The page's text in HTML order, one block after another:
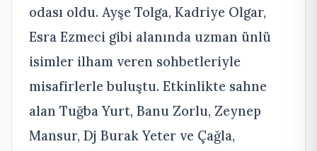
odası oldu. Ayşe Tolga, Kadriye Olgar,
Esra Ezmeci gibi alanında uzman ünlü
isimler ilham veren sohbetleriyle
misafirlerle buluştu. Etkinlikte sahne
alan Tuğba Yurt, Banu Zorlu, Zeynep
Mansur, Dj Burak Yeter ve Çağla,